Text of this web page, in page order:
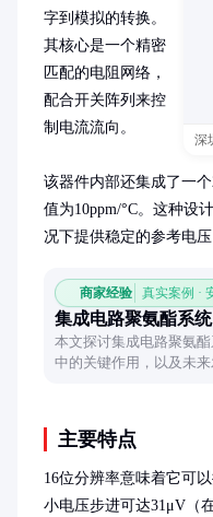
深
字到模拟的转换。
其核心是一个精密
匹配的电阻网络，
配合开关阵列来控
制电流流向。
该器件内部还集成了一
值为10ppm/°C。这种设
况下提供稳定的参考电
商家经验 真实案例 ·
集成电路聚氨酯系统
本文探讨集成电路聚氨
中的关键作用，以及未
主要特点
16位分辨率意味着它可
小电压步进可达31μV（